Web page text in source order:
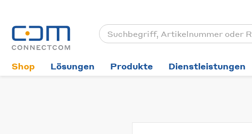
Shop Lösungen Produkte Dienstleistungen